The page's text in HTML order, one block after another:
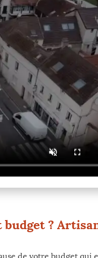
?
de votre budget qui